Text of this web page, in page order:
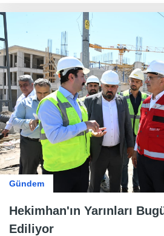
Gündem
Hekimhan'ın Yarınları
Ediliyor